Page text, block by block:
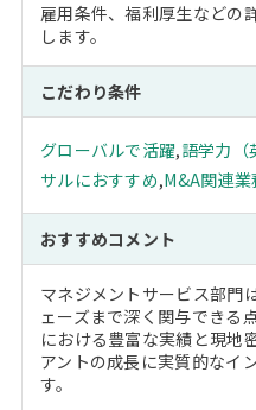
雇用条件、福利厚生などの
します。
こだわり条件
グローバルで活躍,語学力（
サルにおすすめ,M&A関連業
おすすめコメント
マネジメントサービス部門
ェーズまで深く関与できる
における豊富な実績と現地
アントの成長に実質的なイ
す。